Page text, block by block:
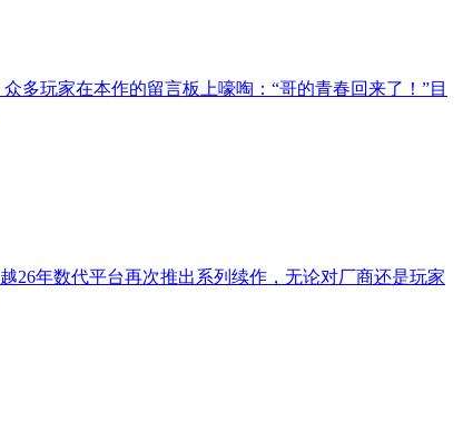
多玩家在本作的留言板上嚎啕：“哥的青春回来了！”目
26年数代平台再次推出系列续作，无论对厂商还是玩家